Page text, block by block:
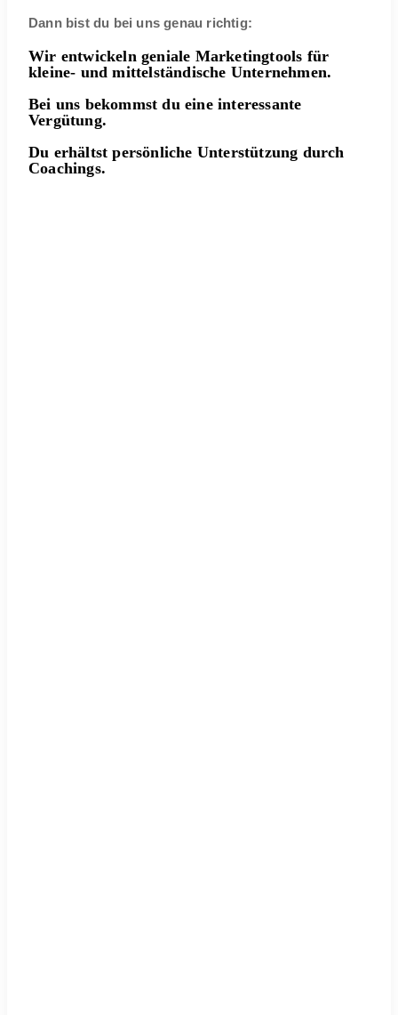
Dann bist du bei uns genau richtig:
Wir entwickeln geniale Marketingtools für
kleine- und mittelständische Unternehmen.
Bei uns bekommst du eine interessante
Vergütung.
Du erhältst persönliche Unterstützung durch
Coachings.